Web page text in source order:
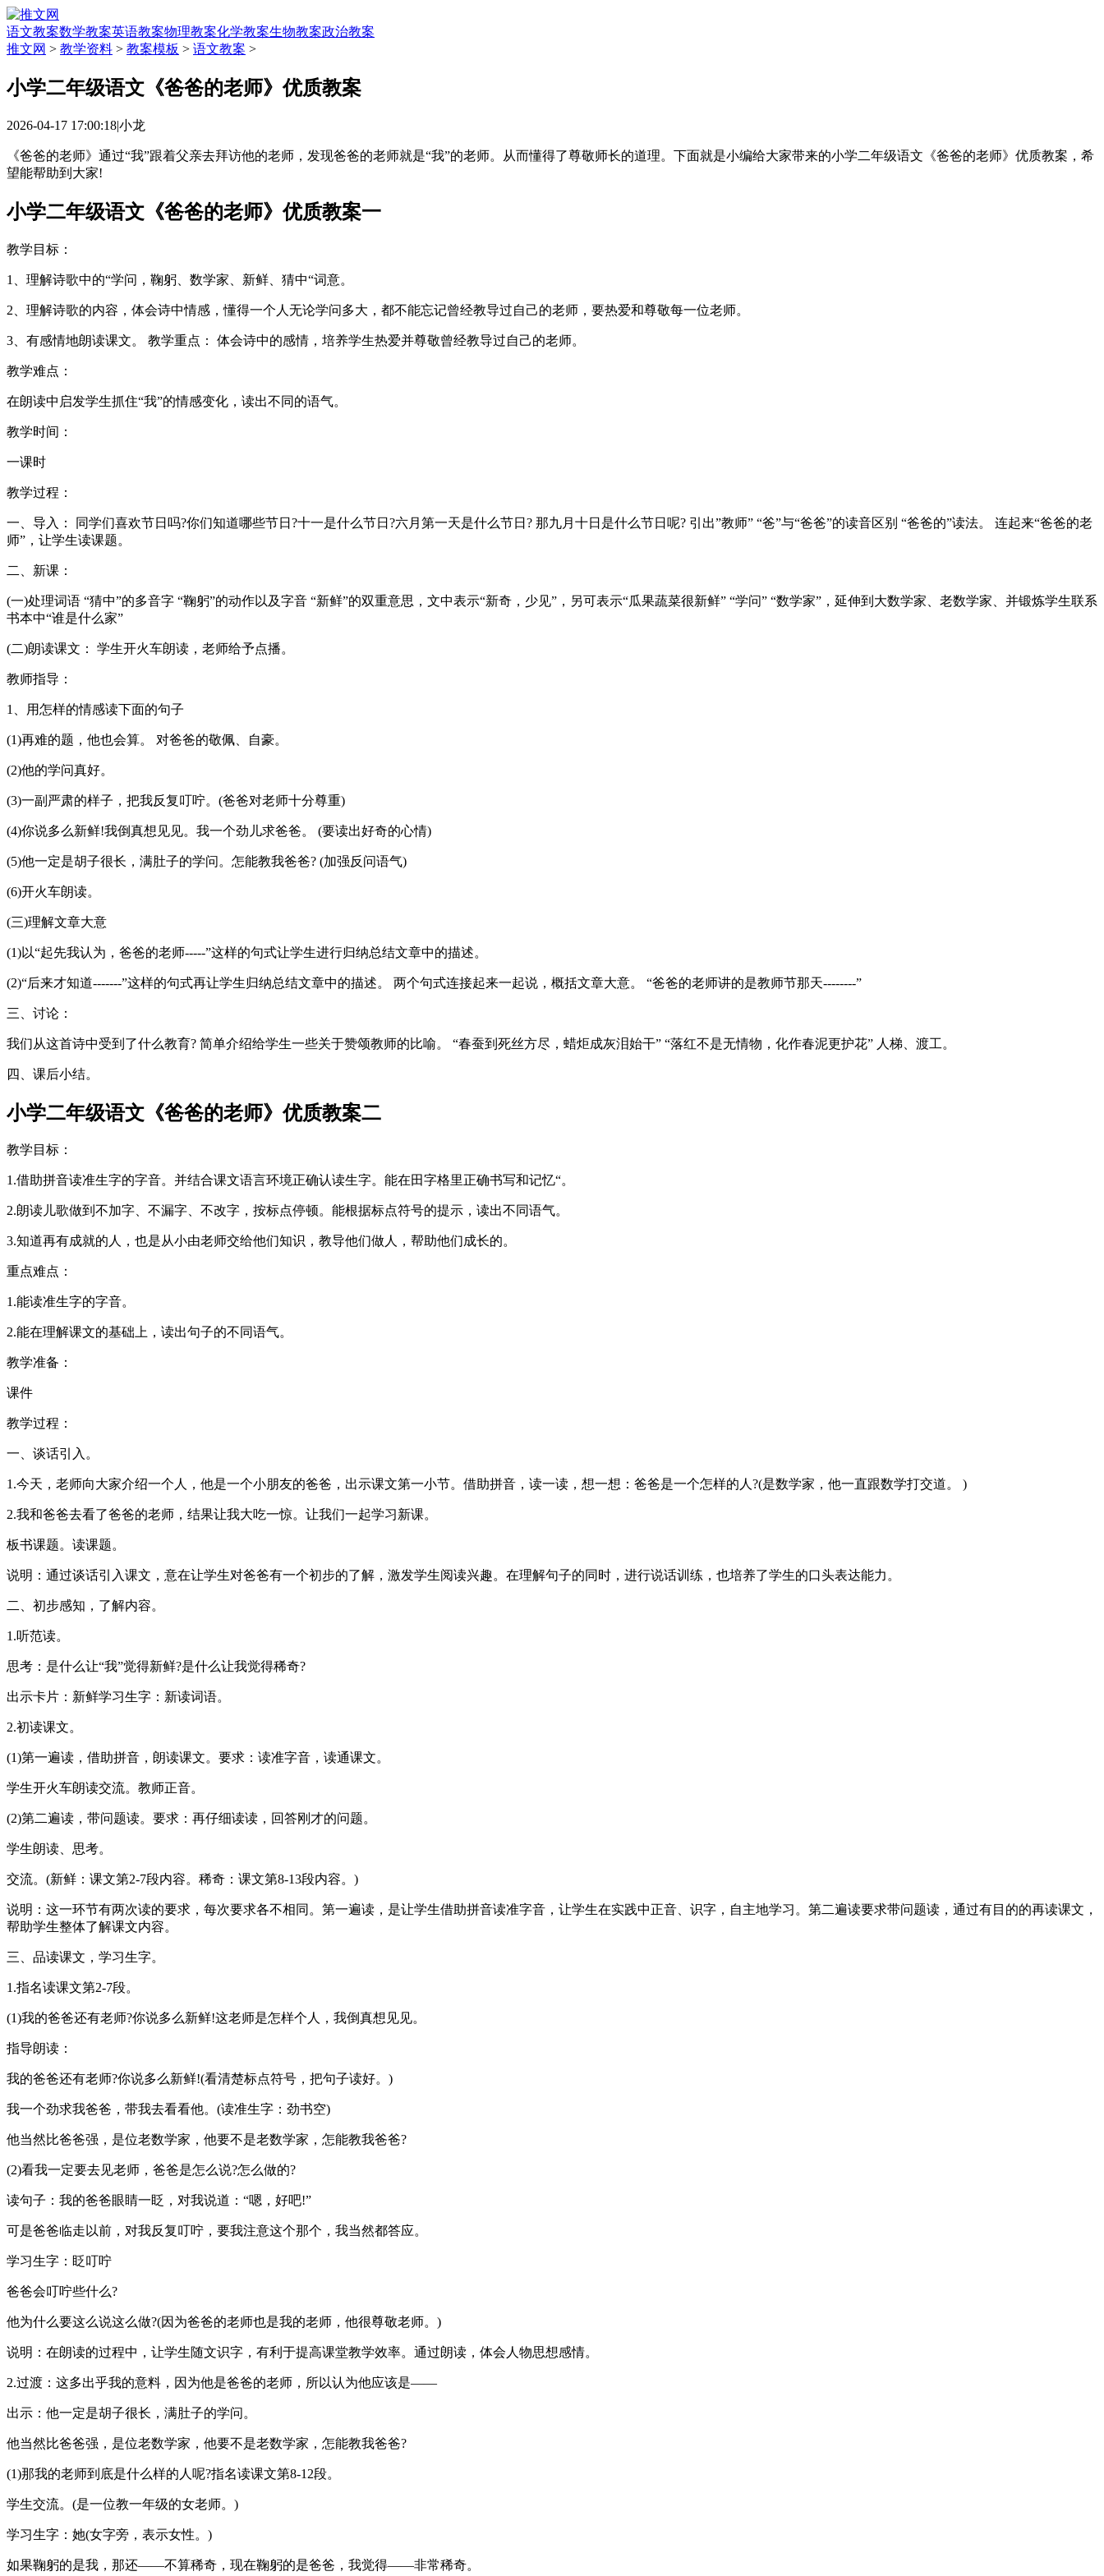
语文教案数学教案英语教案物理教案化学教案生物教案政治教案
推文网 > 教学资料 > 教案模板 > 语文教案 >
小学二年级语文《爸爸的老师》优质教案
2026-04-17 17:00:18|小龙
《爸爸的老师》通过“我”跟着父亲去拜访他的老师，发现爸爸的老师就是“我”的老师。从而懂得了尊敬师长的道理。下面就是小编给大家带来的小学二年级语文《爸爸的老师》优质教案，希
望能帮助到大家!
小学二年级语文《爸爸的老师》优质教案一
教学目标：
1、理解诗歌中的“学问，鞠躬、数学家、新鲜、猜中“词意。
2、理解诗歌的内容，体会诗中情感，懂得一个人无论学问多大，都不能忘记曾经教导过自己的老师，要热爱和尊敬每一位老师。
3、有感情地朗读课文。 教学重点： 体会诗中的感情，培养学生热爱并尊敬曾经教导过自己的老师。
教学难点：
在朗读中启发学生抓住“我”的情感变化，读出不同的语气。
教学时间：
一课时
教学过程：
一、导入： 同学们喜欢节日吗?你们知道哪些节日?十一是什么节日?六月第一天是什么节日? 那九月十日是什么节日呢? 引出”教师” “爸”与“爸爸”的读音区别 “爸爸的”读法。 连起来“爸爸的老
师”，让学生读课题。
二、新课：
(一)处理词语 “猜中”的多音字 “鞠躬”的动作以及字音 “新鲜”的双重意思，文中表示“新奇，少见”，另可表示“瓜果蔬菜很新鲜” “学问” “数学家”，延伸到大数学家、老数学家、并锻炼学生联系
书本中“谁是什么家”
(二)朗读课文： 学生开火车朗读，老师给予点播。
教师指导：
1、用怎样的情感读下面的句子
(1)再难的题，他也会算。 对爸爸的敬佩、自豪。
(2)他的学问真好。
(3)一副严肃的样子，把我反复叮咛。(爸爸对老师十分尊重)
(4)你说多么新鲜!我倒真想见见。我一个劲儿求爸爸。 (要读出好奇的心情)
(5)他一定是胡子很长，满肚子的学问。怎能教我爸爸? (加强反问语气)
(6)开火车朗读。
(三)理解文章大意
(1)以“起先我认为，爸爸的老师-----”这样的句式让学生进行归纳总结文章中的描述。
(2)“后来才知道-------”这样的句式再让学生归纳总结文章中的描述。 两个句式连接起来一起说，概括文章大意。 “爸爸的老师讲的是教师节那天--------”
三、讨论：
我们从这首诗中受到了什么教育? 简单介绍给学生一些关于赞颂教师的比喻。 “春蚕到死丝方尽，蜡炬成灰泪始干” “落红不是无情物，化作春泥更护花” 人梯、渡工。
四、课后小结。
小学二年级语文《爸爸的老师》优质教案二
教学目标：
1.借助拼音读准生字的字音。并结合课文语言环境正确认读生字。能在田字格里正确书写和记忆“。
2.朗读儿歌做到不加字、不漏字、不改字，按标点停顿。能根据标点符号的提示，读出不同语气。
3.知道再有成就的人，也是从小由老师交给他们知识，教导他们做人，帮助他们成长的。
重点难点：
1.能读准生字的字音。
2.能在理解课文的基础上，读出句子的不同语气。
教学准备：
课件
教学过程：
一、谈话引入。
1.今天，老师向大家介绍一个人，他是一个小朋友的爸爸，出示课文第一小节。借助拼音，读一读，想一想：爸爸是一个怎样的人?(是数学家，他一直跟数学打交道。 )
2.我和爸爸去看了爸爸的老师，结果让我大吃一惊。让我们一起学习新课。
板书课题。读课题。
说明：通过谈话引入课文，意在让学生对爸爸有一个初步的了解，激发学生阅读兴趣。在理解句子的同时，进行说话训练，也培养了学生的口头表达能力。
二、初步感知，了解内容。
1.听范读。
思考：是什么让“我”觉得新鲜?是什么让我觉得稀奇?
出示卡片：新鲜学习生字：新读词语。
2.初读课文。
(1)第一遍读，借助拼音，朗读课文。要求：读准字音，读通课文。
学生开火车朗读交流。教师正音。
(2)第二遍读，带问题读。要求：再仔细读读，回答刚才的问题。
学生朗读、思考。
交流。(新鲜：课文第2-7段内容。稀奇：课文第8-13段内容。)
说明：这一环节有两次读的要求，每次要求各不相同。第一遍读，是让学生借助拼音读准字音，让学生在实践中正音、识字，自主地学习。第二遍读要求带问题读，通过有目的的再读课文，
帮助学生整体了解课文内容。
三、品读课文，学习生字。
1.指名读课文第2-7段。
(1)我的爸爸还有老师?你说多么新鲜!这老师是怎样个人，我倒真想见见。
指导朗读：
我的爸爸还有老师?你说多么新鲜!(看清楚标点符号，把句子读好。)
我一个劲求我爸爸，带我去看看他。(读准生字：劲书空)
他当然比爸爸强，是位老数学家，他要不是老数学家，怎能教我爸爸?
(2)看我一定要去见老师，爸爸是怎么说?怎么做的?
读句子：我的爸爸眼睛一眨，对我说道：“嗯，好吧!”
可是爸爸临走以前，对我反复叮咛，要我注意这个那个，我当然都答应。
学习生字：眨叮咛
爸爸会叮咛些什么?
他为什么要这么说这么做?(因为爸爸的老师也是我的老师，他很尊敬老师。)
说明：在朗读的过程中，让学生随文识字，有利于提高课堂教学效率。通过朗读，体会人物思想感情。
2.过渡：这多出乎我的意料，因为他是爸爸的老师，所以认为他应该是——
出示：他一定是胡子很长，满肚子的学问。
他当然比爸爸强，是位老数学家，他要不是老数学家，怎能教我爸爸?
(1)那我的老师到底是什么样的人呢?指名读课文第8-12段。
学生交流。(是一位教一年级的女老师。)
学习生字：她(女字旁，表示女性。)
如果鞠躬的是我，那还——不算稀奇，现在鞠躬的是爸爸，我觉得——非常稀奇。